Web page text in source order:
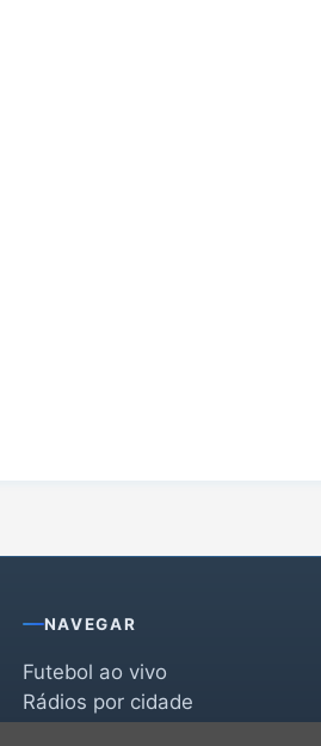
NAVEGAR
Futebol ao vivo
Rádios por cidade